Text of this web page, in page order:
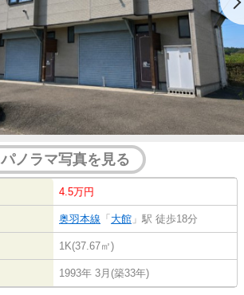
パノラマ写真を見る
4.5万円
奥羽本線 「 大館 」駅 徒歩18分
1K(37.67㎡)
1993年 3月(築33年)